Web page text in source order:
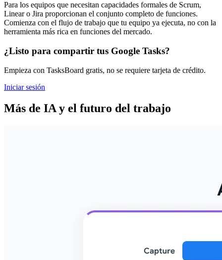
Para los equipos que necesitan capacidades formales de Scrum,
Linear o Jira proporcionan el conjunto completo de funciones.
Comienza con el flujo de trabajo que tu equipo ya ejecuta, no con la
herramienta más rica en funciones del mercado.
¿Listo para compartir tus Google Tasks?
Empieza con TasksBoard gratis, no se requiere tarjeta de crédito.
Iniciar sesión
Más de IA y el futuro del trabajo